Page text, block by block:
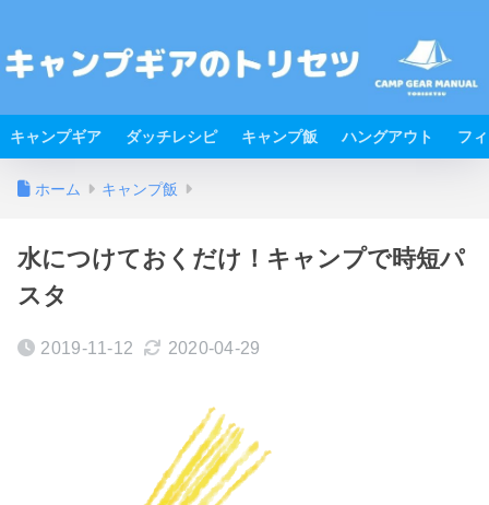
キャンプギア ダッチレシピ キャンプ飯 ハングアウト フ
ホーム キャンプ飯
水につけておくだけ！キャンプで時短パ
スタ
2019-11-12 2020-04-29